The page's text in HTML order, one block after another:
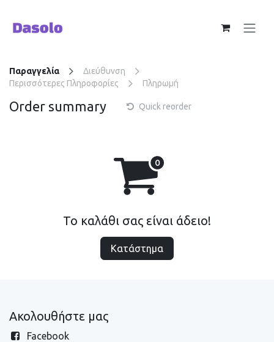
Παραγγελία
Διεύθυνση
Περισσότερες Πληροφορίες
Πληρωμή
Order summary Quick reorder
Το καλάθι σας είναι άδειο!
Κατάστημα
Ακολουθήστε μας
Facebook